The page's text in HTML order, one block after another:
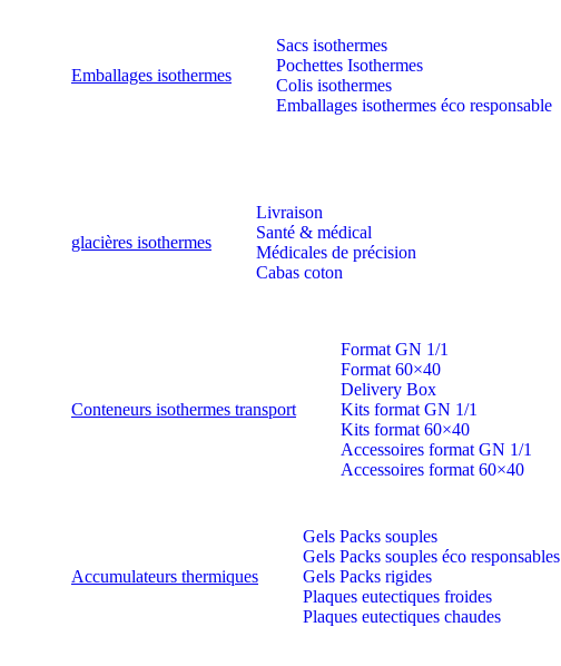
Emballages isothermes
Sacs isothermes
Pochettes Isothermes
Colis isothermes
Emballages isothermes éco responsable
glacières isothermes
Livraison
Santé & médical
Médicales de précision
Cabas coton
Conteneurs isothermes transport
Format GN 1/1
Format 60×40
Delivery Box
Kits format GN 1/1
Kits format 60×40
Accessoires format GN 1/1
Accessoires format 60×40
Accumulateurs thermiques
Gels Packs souples
Gels Packs souples éco responsables
Gels Packs rigides
Plaques eutectiques froides
Plaques eutectiques chaudes